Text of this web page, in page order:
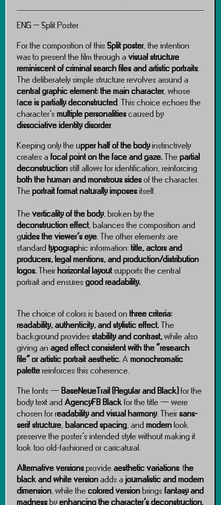
ENG – Split Poster
For the composition of thisSplit poster, the intention
was to present the film through a visual structure
reminiscent of criminal search files and artistic portraits.
The deliberately simple structure revolves around a
central graphic element: the main character, whose
face is partially deconstructed. This choice echoes the
character’smultiple personalitiescaused by
dissociative identity disorder.
Keeping only the upper half of the bodyinstinctively
creates a focal point on the face and gaze.Thepartial
deconstructionstill allows for identification, reinforcing
both the human and monstrous sidesof the character.
Theportraitformat naturally imposesitself.
Theverticality of the body, broken by the
deconstruction effect, balances the composition and
guides the viewer’s eye. The other elements are
standardtypographic information: title, actors and
producers, legal mentions, and production/distribution
logos.Theirhorizontal layoutsupports the central
portrait and ensuresgood readability.
The choice of colors is based onthree criteria:
readability, authenticity, and stylistic effect.The
background providesstability and contrast,while also
giving anaged effect consistent with the “research
file” or artistic portrait aesthetic.Amonochromatic
palettereinforces this coherence.
The fonts —BaseNeueTrail (Regular and Black)for the
body text andAgencyFB Blackfor the title — were
chosen for readability and visual harmony. Theirsans-
serifstructure,balanced spacing, andmodernlook
preserve the poster’s intended style without making it
look too old-fashioned or caricatural.
Alternative versionsprovideaesthetic variations: the
black and white versionadds ajournalistic and modern
dimension, while thecolored versionbringsfantasy and
madnessbyenhancing the character’s deconstruction.